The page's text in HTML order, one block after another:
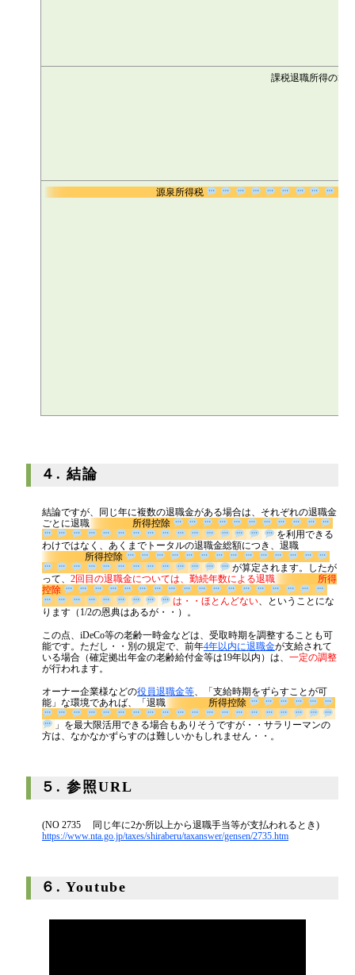
課税退職所得の算
源泉所得税
４. 結論
結論ですが、同じ年に複数の退職金がある場合は、それぞれの退職金
ごとに退職
所得控除
を利用で
きるわけではなく、あくまでトータルの退職金総額につき、退職
所得控除
が算定されます。し
たがって、2回目の退職金については、勤続年数による退職
所得控除
は・・ほとんどな
い 、ということになります（1/2の恩典はあるが・・）。
この点、iDeCo等の老齢一時金などは、受取時期を調整することも可
能です。ただし・・別の規定で、前年4年以内に退職金が支給されて
いる場合（確定拠出年金の老齢給付金等は19年以内）は、 一定の調整
が行われます。
オーナー企業様などの役員退職金等 、「支給時期をずらすことが可
能」な環境であれば、「退職
所得控除
」を最大限活用できる場合もありそうですが・・サラリーマン
の方は、なかなかずらすのは難しいかもしれません・・。
５. 参照URL
(NO 2735 同じ年に2か所以上から退職手当等が支払われるとき)
https://www.nta.go.jp/taxes/shiraberu/taxanswer/gensen/2735.htm
６. Youtube